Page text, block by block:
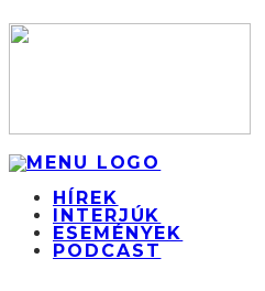
HÍREK
INTERJÚK
ESEMÉNYEK
PODCAST